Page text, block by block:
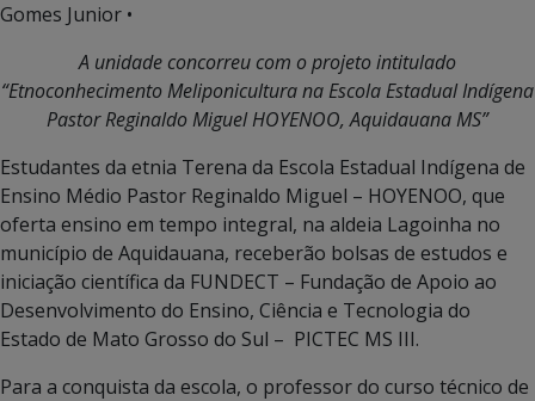
Gomes Junior •
A unidade concorreu com o projeto intitulado
“Etnoconhecimento Meliponicultura na Escola Estadual Indígena
Pastor Reginaldo Miguel HOYENOO, Aquidauana MS”
Estudantes da etnia Terena da Escola Estadual Indígena de
Ensino Médio Pastor Reginaldo Miguel – HOYENOO, que
oferta ensino em tempo integral, na aldeia Lagoinha no
município de Aquidauana, receberão bolsas de estudos e
iniciação científica da FUNDECT – Fundação de Apoio ao
Desenvolvimento do Ensino, Ciência e Tecnologia do
Estado de Mato Grosso do Sul – PICTEC MS III.
Para a conquista da escola, o professor do curso técnico de